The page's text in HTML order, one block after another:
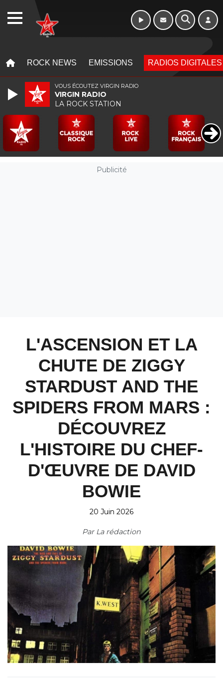
ROCK NEWS EMISSIONS RADIOS DIGITALES
Publicité
L'ASCENSION ET LA
CHUTE DE ZIGGY
STARDUST AND THE
SPIDERS FROM MARS :
DÉCOUVREZ
L'HISTOIRE DU CHEF-
D'ŒUVRE DE DAVID
BOWIE
20 Juin 2026
Par La rédaction
VOUS ÉCOUTEZ VIRGIN RADIO
VIRGIN RADIO
LA ROCK STATION
WEBRADIO Morning - 6h à 10h